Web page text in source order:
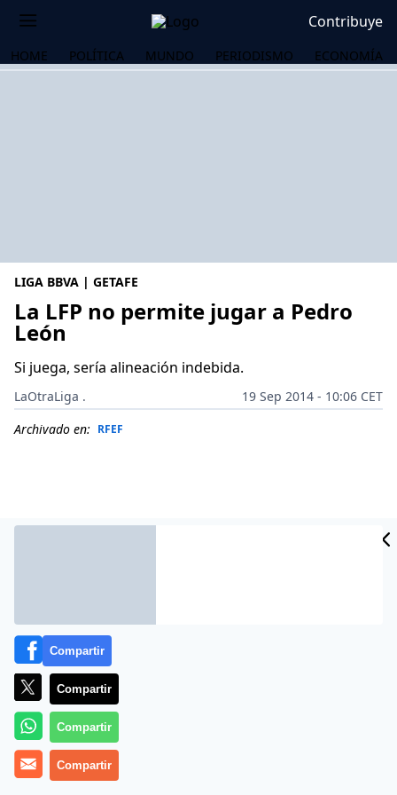
Contribuye
HOME POLÍTICA MUNDO PERIODISMO ECONOMÍA
LIGA BBVA | GETAFE
La LFP no permite jugar a Pedro
León
Si juega, sería alineación indebida.
LaOtraLiga .
19 Sep 2014 - 10:06 CET
Archivado en: RFEF
Más información
Compartir
Compartir
Compartir
Compartir